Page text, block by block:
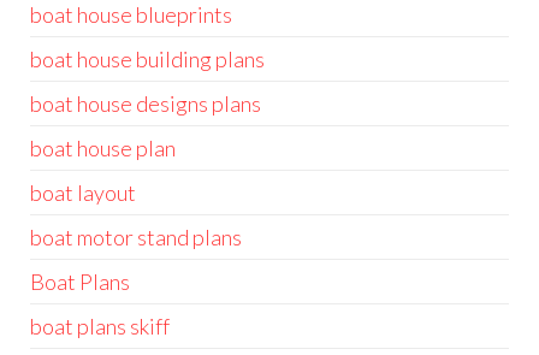
boat house blueprints
boat house building plans
boat house designs plans
boat house plan
boat layout
boat motor stand plans
Boat Plans
boat plans skiff